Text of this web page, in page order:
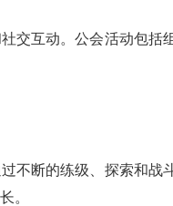
交互动。公会活动包括
不断的练级、探索和战
。